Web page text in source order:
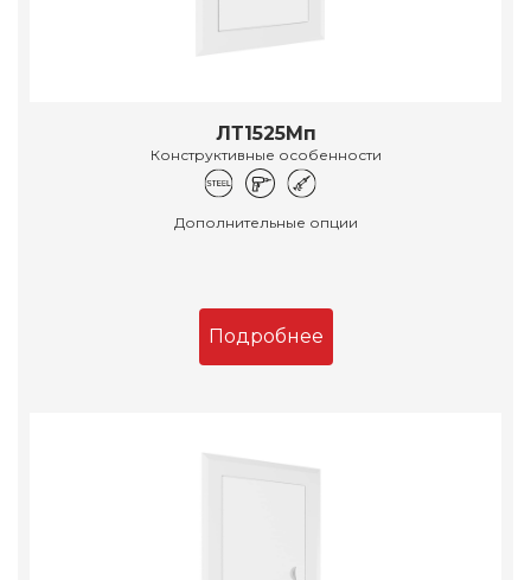
ЛТ1525Мп
Конструктивные особенности
Дополнительные опции
Подробнее